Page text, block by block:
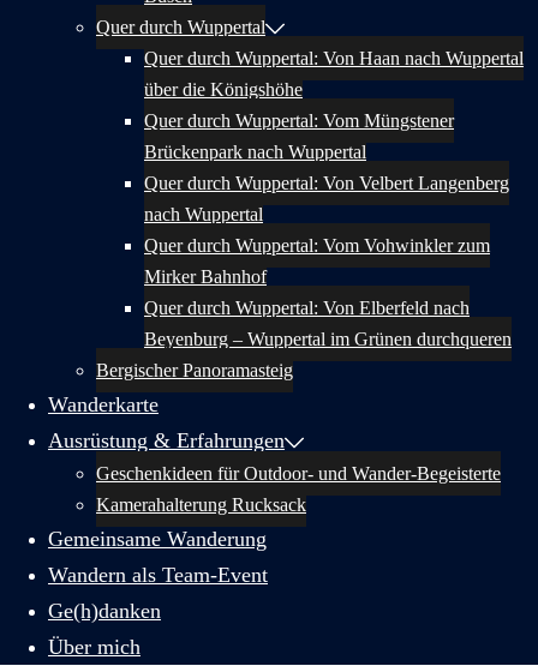
Quer durch Wuppertal
Quer durch Wuppertal: Von Haan nach Wuppertal
über die Königshöhe
Quer durch Wuppertal: Vom Müngstener
Brückenpark nach Wuppertal
Quer durch Wuppertal: Von Velbert Langenberg
nach Wuppertal
Quer durch Wuppertal: Vom Vohwinkler zum
Mirker Bahnhof
Quer durch Wuppertal: Von Elberfeld nach
Beyenburg – Wuppertal im Grünen durchqueren
Bergischer Panoramasteig
Wanderkarte
Ausrüstung & Erfahrungen
Geschenkideen für Outdoor- und Wander-Begeisterte
Kamerahalterung Rucksack
Gemeinsame Wanderung
Wandern als Team-Event
Ge(h)danken
Über mich